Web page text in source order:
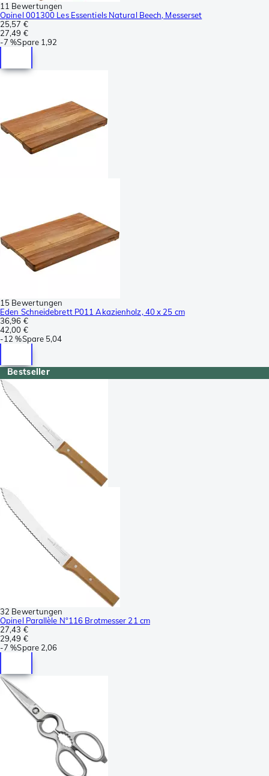
11 Bewertungen
Opinel 001300 Les Essentiels Natural Beech, Messerset
25,57 €
27,49 €
-7 %Spare 1,92
15 Bewertungen
Eden Schneidebrett P011 Akazienholz, 40 x 25 cm
36,96 €
42,00 €
-12 %Spare 5,04
Bestseller
32 Bewertungen
Opinel Parallèle N°116 Brotmesser 21 cm
27,43 €
29,49 €
-7 %Spare 2,06